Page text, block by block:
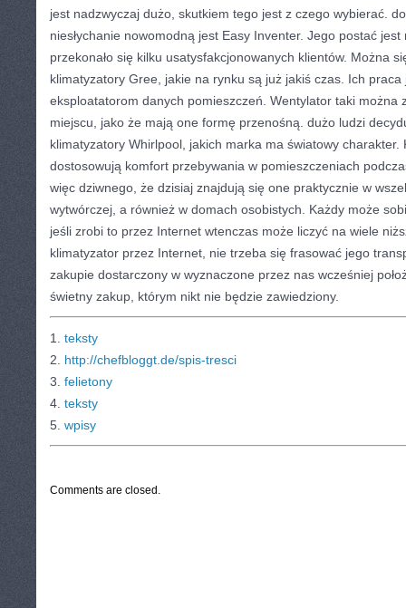
jest nadzwyczaj dużo, skutkiem tego jest z czego wybierać.
niesłychanie nowomodną jest Easy Inventer. Jego postać
przekonało się kilku usatysfakcjonowanych klientów. Można
klimatyzatory Gree, jakie na rynku są już jakiś czas. Ich
eksploatatorom danych pomieszczeń. Wentylator taki można
miejscu, jako że mają one formę przenośną. dużo ludzi
klimatyzatory Whirlpool, jakich marka ma światowy charakter.
dostosowują komfort przebywania w pomieszczeniach
więc dziwnego, że dzisiaj znajdują się one praktycznie w
wytwórczej, a również w domach osobistych. Każdy może
jeśli zrobi to przez Internet wtenczas może liczyć na wiele
klimatyzator przez Internet, nie trzeba się frasować jego
zakupie dostarczony w wyznaczone przez nas wcześniej
świetny zakup, którym nikt nie będzie zawiedziony.
1. teksty
2. http://chefbloggt.de/spis-tresci
3. felietony
4. teksty
5. wpisy
Comments are closed.